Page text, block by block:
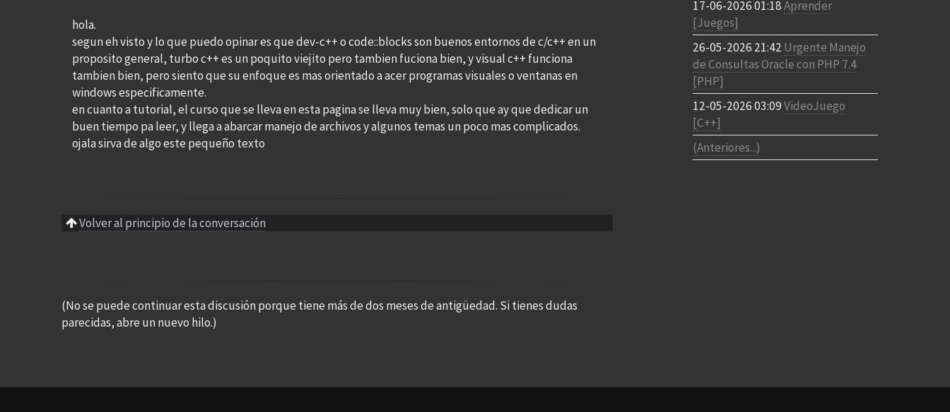
hola.
segun eh visto y lo que puedo opinar es que dev-c++ o code::blocks son buenos entornos de c/c++ en un
proposito general, turbo c++ es un poquito viejito pero tambien fuciona bien, y visual c++ funciona
tambien bien, pero siento que su enfoque es mas orientado a acer programas visuales o ventanas en
windows especificamente.
en cuanto a tutorial, el curso que se lleva en esta pagina se lleva muy bien, solo que ay que dedicar un
buen tiempo pa leer, y llega a abarcar manejo de archivos y algunos temas un poco mas complicados.
ojala sirva de algo este pequeño texto
Volver al principio de la conversación
(No se puede continuar esta discusión porque tiene más de dos meses de antigüedad. Si tienes dudas
parecidas, abre un nuevo hilo.)
17-06-2026 01:18Aprender
[Juegos]
26-05-2026 21:42 Urgente Manejo
de Consultas Oracle con PHP 7.4
[PHP]
12-05-2026 03:09VideoJuego
[C++]
(Anteriores...)